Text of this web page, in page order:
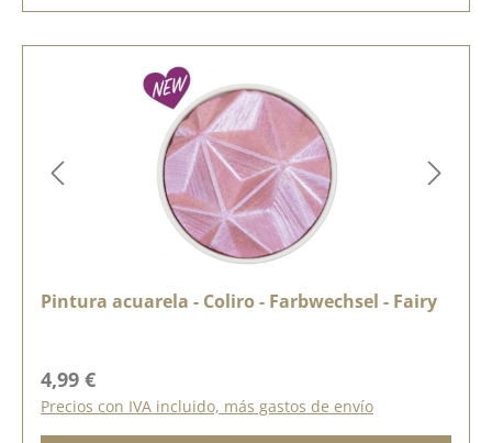
Pintura acuarela - Coliro - Farbwechsel - Fairy
Precio normal:
4,99 €
Precios con IVA incluido, más gastos de envío